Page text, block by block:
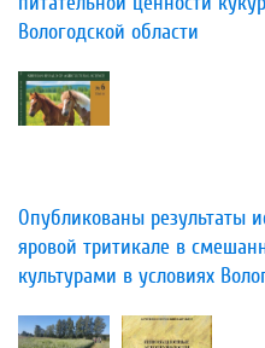
Вологодской области
Опубликованы результаты
яровой тритикале в
культурами в условиях